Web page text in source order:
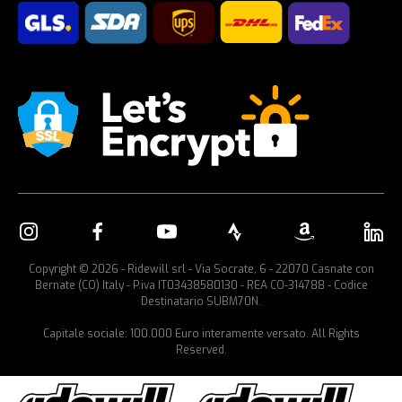
Copyright © 2026 - Ridewill srl - Via Socrate, 6 - 22070 Casnate con
Bernate (CO) Italy - P.iva IT03438580130 - REA CO-314788 - Codice
Destinatario SUBM70N.
Capitale sociale: 100.000 Euro interamente versato. All Rights
Reserved.